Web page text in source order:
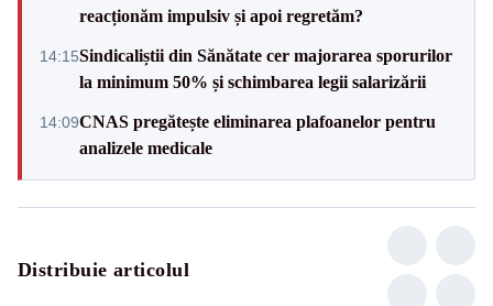
reacționăm impulsiv și apoi regretăm?
14:15Sindicaliștii din Sănătate cer majorarea sporurilor
la minimum 50% și schimbarea legii salarizării
14:09CNAS pregătește eliminarea plafoanelor pentru
analizele medicale
Distribuie articolul